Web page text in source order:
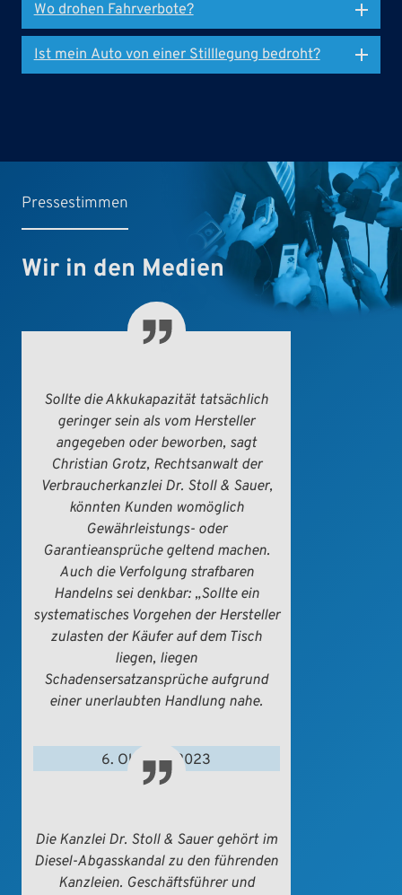
Wo drohen Fahrverbote?
Ist mein Auto von einer Stilllegung bedroht?
Pressestimmen
Wir in den Medien
Sollte die Akkukapazität tatsächlich
geringer sein als vom Hersteller
angegeben oder beworben, sagt
Christian Grotz, Rechtsanwalt der
Verbraucherkanzlei Dr. Stoll & Sauer,
könnten Kunden womöglich
Gewährleistungs- oder
Garantieansprüche geltend machen.
Auch die Verfolgung strafbaren
Handelns sei denkbar: „Sollte ein
systematisches Vorgehen der Hersteller
zulasten der Käufer auf dem Tisch
liegen, liegen
Schadensersatzansprüche aufgrund
einer unerlaubten Handlung nahe.
6. Oktober 2023
WIRTSCHAFTSWOCHE
Die Kanzlei Dr. Stoll & Sauer gehört im
Diesel-Abgasskandal zu den führenden
Kanzleien. Geschäftsführer und